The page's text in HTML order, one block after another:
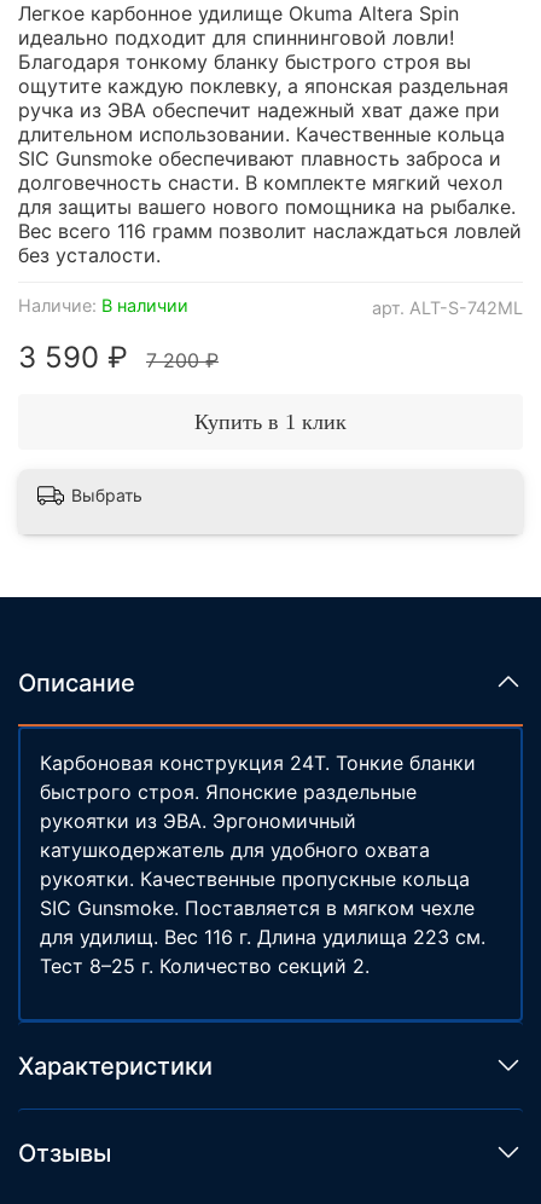
арт. ALT-S-742ML
Наличие: В наличии
3 590 ₽ 7 200 ₽
Купить в 1 клик
Легкое карбонное удилище Okuma Altera Spin
идеально подходит для спиннинговой ловли!
Благодаря тонкому бланку быстрого строя вы
ощутите каждую поклевку, а японская раздельная
ручка из ЭВА обеспечит надежный хват даже при
длительном использовании. Качественные кольца
SIC Gunsmoke обеспечивают плавность заброса и
долговечность снасти. В комплекте мягкий чехол
для защиты вашего нового помощника на рыбалке.
Вес всего 116 грамм позволит наслаждаться ловлей
без усталости.
Выбрать
Описание
Карбоновая конструкция 24T. Тонкие бланки
быстрого строя. Японские раздельные
рукоятки из ЭВА. Эргономичный
катушкодержатель для удобного охвата
рукоятки. Качественные пропускные кольца
SIC Gunsmoke. Поставляется в мягком чехле
для удилищ. Вес 116 г. Длина удилища 223 см.
Тест 8–25 г. Количество секций 2.
Характеристики
Отзывы